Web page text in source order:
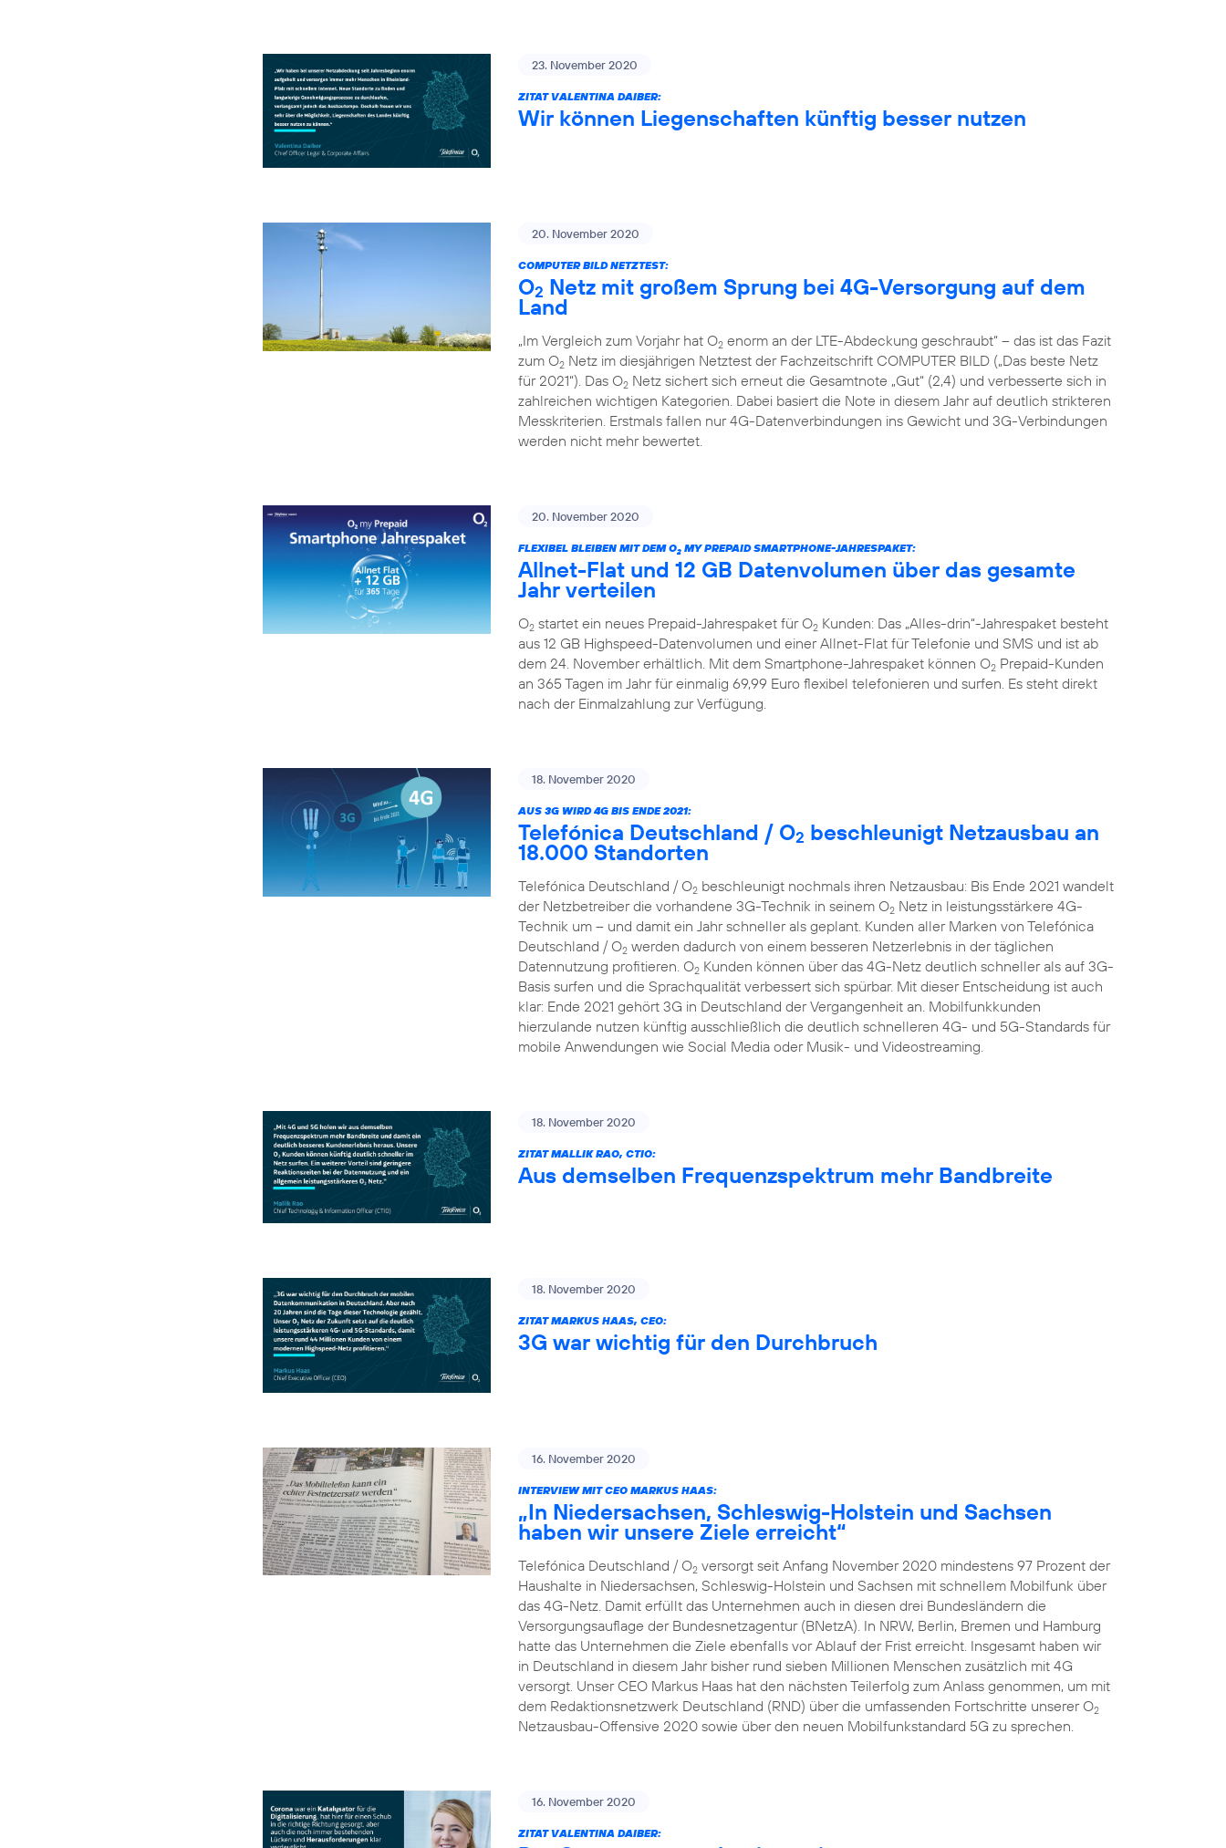
23. November 2020
ZITAT VALENTINA DAIBER:
Wir können Liegenschaften künftig besser nutzen
20. November 2020
COMPUTER BILD NETZTEST:
O2 Netz mit großem Sprung bei 4G-Versorgung auf dem
Land
„Im Vergleich zum Vorjahr hat O2 enorm an der LTE-Abdeckung geschraubt“ – das ist das Fazit
zum O2 Netz im diesjährigen Netztest der Fachzeitschrift COMPUTER BILD („Das beste Netz
für 2021“). Das O2 Netz sichert sich erneut die Gesamtnote „Gut“ (2,4) und verbesserte sich in
zahlreichen wichtigen Kategorien. Dabei basiert die Note in diesem Jahr auf deutlich strikteren
Messkriterien. Erstmals fallen nur 4G-Datenverbindungen ins Gewicht und 3G-Verbindungen
werden nicht mehr bewertet.
20. November 2020
FLEXIBEL BLEIBEN MIT DEM O2 MY PREPAID SMARTPHONE-JAHRESPAKET:
Allnet-Flat und 12 GB Datenvolumen über das gesamte
Jahr verteilen
O2 startet ein neues Prepaid-Jahrespaket für O2 Kunden: Das „Alles-drin“-Jahrespaket besteht
aus 12 GB Highspeed-Datenvolumen und einer Allnet-Flat für Telefonie und SMS und ist ab
dem 24. November erhältlich. Mit dem Smartphone-Jahrespaket können O2 Prepaid-Kunden
an 365 Tagen im Jahr für einmalig 69,99 Euro flexibel telefonieren und surfen. Es steht direkt
nach der Einmalzahlung zur Verfügung.
18. November 2020
AUS 3G WIRD 4G BIS ENDE 2021:
Telefónica Deutschland / O2 beschleunigt Netzausbau an
18.000 Standorten
Telefónica Deutschland / O2 beschleunigt nochmals ihren Netzausbau: Bis Ende 2021 wandelt
der Netzbetreiber die vorhandene 3G-Technik in seinem O2 Netz in leistungsstärkere 4G-
Technik um – und damit ein Jahr schneller als geplant. Kunden aller Marken von Telefónica
Deutschland / O2 werden dadurch von einem besseren Netzerlebnis in der täglichen
Datennutzung profitieren. O2 Kunden können über das 4G-Netz deutlich schneller als auf 3G-
Basis surfen und die Sprachqualität verbessert sich spürbar. Mit dieser Entscheidung ist auch
klar: Ende 2021 gehört 3G in Deutschland der Vergangenheit an. Mobilfunkkunden
hierzulande nutzen künftig ausschließlich die deutlich schnelleren 4G- und 5G-Standards für
mobile Anwendungen wie Social Media oder Musik- und Videostreaming.
18. November 2020
ZITAT MALLIK RAO, CTIO:
Aus demselben Frequenzspektrum mehr Bandbreite
18. November 2020
ZITAT MARKUS HAAS, CEO:
3G war wichtig für den Durchbruch
16. November 2020
INTERVIEW MIT CEO MARKUS HAAS:
„In Niedersachsen, Schleswig-Holstein und Sachsen
haben wir unsere Ziele erreicht“
Telefónica Deutschland / O2 versorgt seit Anfang November 2020 mindestens 97 Prozent der
Haushalte in Niedersachsen, Schleswig-Holstein und Sachsen mit schnellem Mobilfunk über
das 4G-Netz. Damit erfüllt das Unternehmen auch in diesen drei Bundesländern die
Versorgungsauflage der Bundesnetzagentur (BNetzA). In NRW, Berlin, Bremen und Hamburg
hatte das Unternehmen die Ziele ebenfalls vor Ablauf der Frist erreicht. Insgesamt haben wir
in Deutschland in diesem Jahr bisher rund sieben Millionen Menschen zusätzlich mit 4G
versorgt. Unser CEO Markus Haas hat den nächsten Teilerfolg zum Anlass genommen, um mit
dem Redaktionsnetzwerk Deutschland (RND) über die umfassenden Fortschritte unserer O2
Netzausbau-Offensive 2020 sowie über den neuen Mobilfunkstandard 5G zu sprechen.
16. November 2020
ZITAT VALENTINA DAIBER: